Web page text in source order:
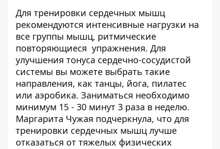
Для тренировки сердечных мышц
рекомендуются интенсивные нагрузки на
все группы мышц, ритмические
повторяющиеся упражнения. Для
улучшения тонуса сердечно-сосудистой
системы вы можете выбрать такие
направления, как танцы, йога, пилатес
или аэробика. Заниматься необходимо
минимум 15 - 30 минут 3 раза в неделю.
Маргарита Чужая подчеркнула, что для
тренировки сердечных мышц лучше
отказаться от тяжелых физических